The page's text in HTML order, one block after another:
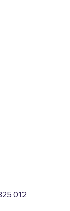
012